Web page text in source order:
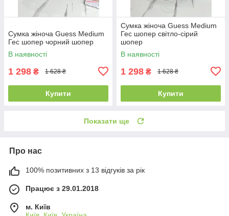
Сумка жіноча Guess Medium
Гес шопер чорний шопер
В наявності
1 298 ₴ 1 628 ₴
Купити
Сумка жіноча Guess Medium
Гес шопер світло-сірий
шопер
В наявності
1 298 ₴ 1 628 ₴
Купити
Показати ще
Про нас
100% позитивних з 13 відгуків за рік
Працює з 29.01.2018
м. Київ